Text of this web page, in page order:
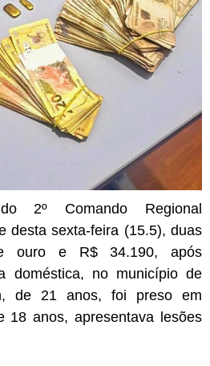
2º Comando Regional
desta sexta-feira (15.5), duas
ouro e R$ 34.190, após
doméstica, no município de
de 21 anos, foi preso em
18 anos, apresentava lesões